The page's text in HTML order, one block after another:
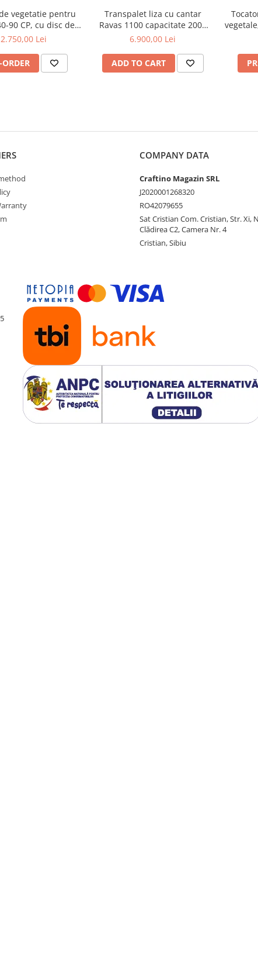
vegetatie pentru
90 CP, cu disc de
lateral, 170 cm,
MTS170
Lei
ORDER
Transpalet liza cu cantar
Ravas 1100 capacitate 2000
KG
6.900,00 Lei
ADD TO CART
15
COMPANY DATA
Craftino Magazin SRL
J2020001268320
RO42079655
Sat Cristian Com. Cristian, Str. Xi,
Clădirea C2, Camera Nr. 4
Cristian, Sibiu